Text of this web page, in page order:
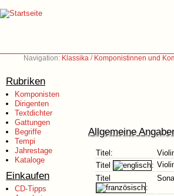
Navigation: Klassika / Komponistinnen und
Rubriken
Komponisten
Dirigenten
Textdichter
Gattungen
Begriffe
Tempi
Jahrestage
Kataloge
Einkaufen
CD-Tipps
Allgemeine
Titel:
Titel
:
Titel
: